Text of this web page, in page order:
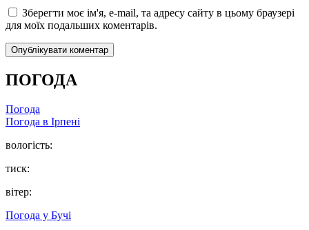
Зберегти моє ім'я, e-mail, та адресу сайту в цьому браузері
для моїх подальших коментарів.
ПОГОДА
Погода
Погода в Ірпені
вологість:
тиск:
вітер:
Погода у Бучі